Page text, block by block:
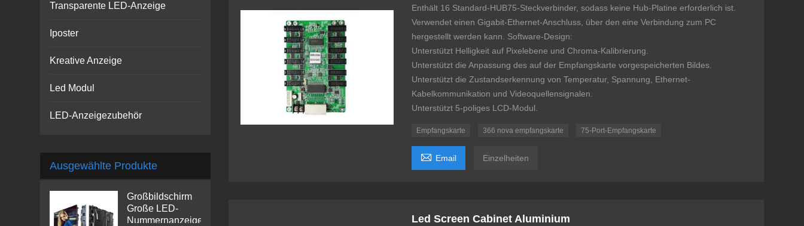
Enthält 16 Standard-HUB75-Steckverbinder, sodass keine Hub-Platine erforderlich ist.
Verwendet einen Gigabit-Ethernet-Anschluss, über den eine Verbindung zum PC
hergestellt werden kann. Software-Design:
Unterstützt Helligkeit auf Pixelebene und Chroma-Kalibrierung.
Unterstützt die Anpassung des auf der Empfangskarte vorgespeicherten Bildes.
Unterstützt die Zustandserkennung von Temperatur, Spannung, Ethernet-
Kabelkommunikation und Videoquellensignalen.
Unterstützt 5-poliges LCD-Modul.
Empfangskarte 366 nova empfangskarte 75-Port-Empfangskarte
 Email Einzelheiten
Led Screen Cabinet Aluminium
Transparente LED-Anzeige
Iposter
Kreative Anzeige
Led Modul
LED-Anzeigezubehör
Ausgewählte Produkte
Großbildschirm
Große LED-
Nummernanzeige